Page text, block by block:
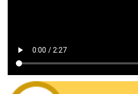
Uỷ ban nhân dân xã Krông Bông
dân định kỳ tháng 07 năm 2026 của
(29/06/2026, 16:39)